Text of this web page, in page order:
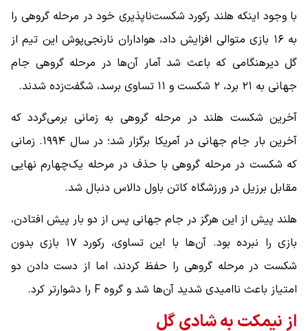
با وجود اینکه هلند رکورد شکست‌ناپذیری خود در مرحله گروهی را
به ۱۶ بازی متوالی افزایش داد، هواداران نارنجی‌پوش این تیم از
گل دیرهنگامی که باعث شد آمار آن‌ها در مرحله گروهی جام
جهانی به ۲۱ برد، ۲ شکست و ۱۱ تساوی برسد، شگفت‌زده شدند.
آخرین شکست هلند در مرحله گروهی به زمانی برمی‌گردد که
آخرین بار جام جهانی در آمریکا برگزار شد؛ در سال ۱۹۹۴. زمانی
که شکست در مرحله گروهی با حذف در مرحله یک‌چهارم نهایی
مقابل برزیل در ورزشگاه کاتن باول دالاس دنبال شد.
هلند پیش از این هرگز در جام جهانی پس از دو بار پیش افتادن،
بازی را نبرده بود. آن‌ها با این تساوی، رکورد ۱۷ بازی بدون
شکست در مرحله گروهی را حفظ کردند، اما از دست دادن دو
امتیاز باعث ناامیدی شدید آن‌ها شد و گروه F را دشوارتر کرد.
از نیمکت به شادی گل